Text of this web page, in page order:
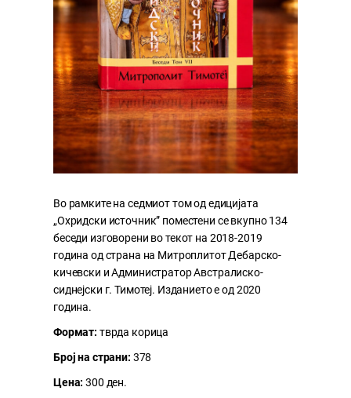
Во рамките на седмиот том од едицијата
„Охридски источник” поместени се вкупно 134
беседи изговорени во текот на 2018-2019
година од страна на Митроплитот Дебарско-
кичевски и Администратор Австралиско-
сиднејски г. Тимотеј. Изданието е од 2020
година.
Формат: тврда корица
Број на страни: 378
Цена: 300 ден.